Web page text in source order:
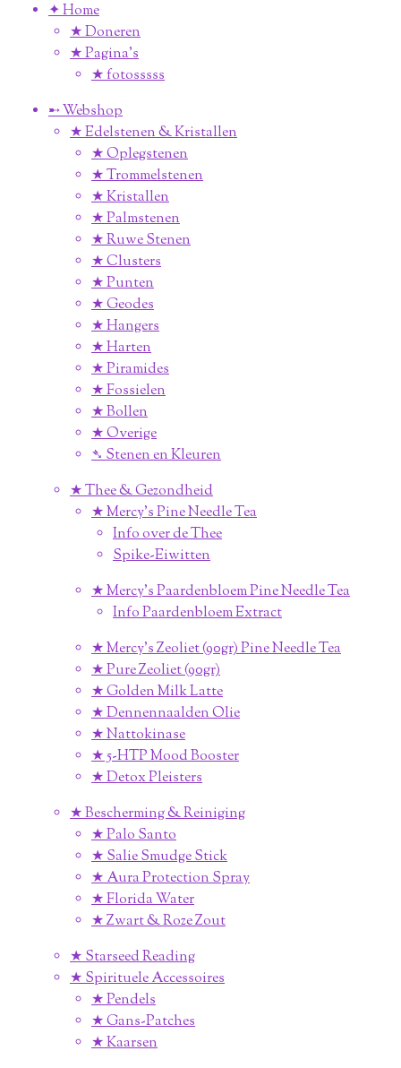
✦ Home
★ Doneren
★ Pagina’s
★ fotosssss
➸ Webshop
★ Edelstenen & Kristallen
★ Oplegstenen
★ Trommelstenen
★ Kristallen
★ Palmstenen
★ Ruwe Stenen
★ Clusters
★ Punten
★ Geodes
★ Hangers
★ Harten
★ Piramides
★ Fossielen
★ Bollen
★ Overige
➴ Stenen en Kleuren
★ Thee & Gezondheid
★ Mercy's Pine Needle Tea
Info over de Thee
Spike-Eiwitten
★ Mercy's Paardenbloem Pine Needle Tea
Info Paardenbloem Extract
★ Mercy's Zeoliet (90gr) Pine Needle Tea
★ Pure Zeoliet (90gr)
★ Golden Milk Latte
★ Dennennaalden Olie
★ Nattokinase
★ 5-HTP Mood Booster
★ Detox Pleisters
★ Bescherming & Reiniging
★ Palo Santo
★ Salie Smudge Stick
★ Aura Protection Spray
★ Florida Water
★ Zwart & Roze Zout
★ Starseed Reading
★ Spirituele Accessoires
★ Pendels
★ Gans-Patches
★ Kaarsen